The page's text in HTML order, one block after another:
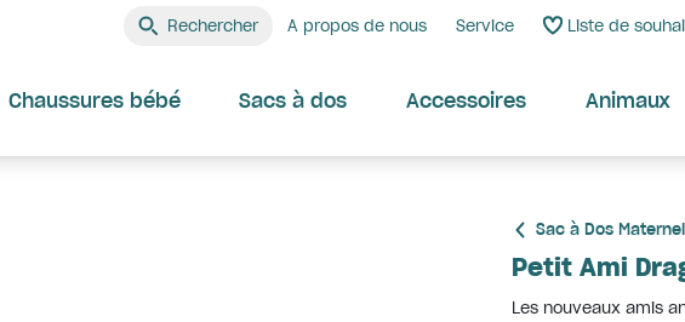
Rechercher A propos de nous Service Liste de
Chaussures bébé Sacs à dos Accessoires Animaux
Sac à Dos
Petit Ami
Les nouveaux amis